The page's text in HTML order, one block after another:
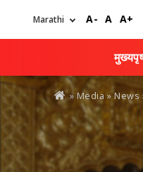
A- A A+
You
are
here
» Media »News